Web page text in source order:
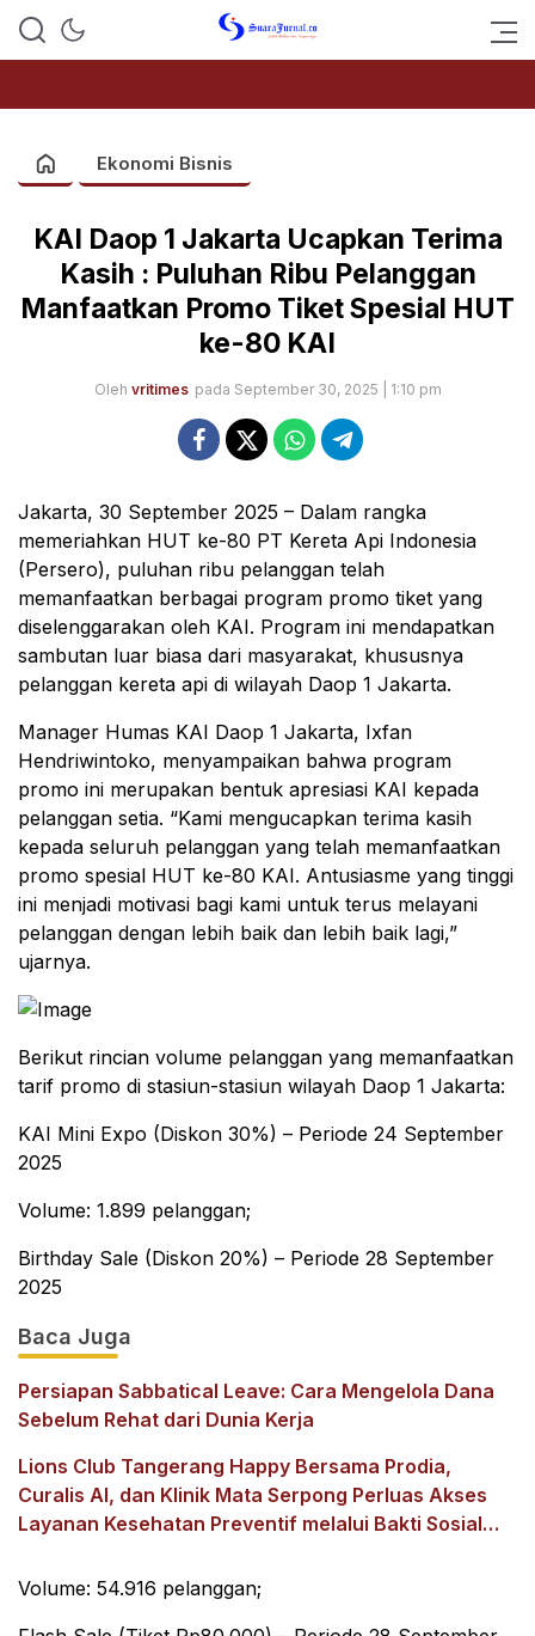
SUARAJURNAL.CO
Ekonomi Bisnis
KAI Daop 1 Jakarta Ucapkan Terima
Kasih : Puluhan Ribu Pelanggan
Manfaatkan Promo Tiket Spesial HUT
ke-80 KAI
Oleh vritimes pada September 30, 2025 | 1:10 pm
Jakarta, 30 September 2025 – Dalam rangka
memeriahkan HUT ke-80 PT Kereta Api Indonesia
(Persero), puluhan ribu pelanggan telah
memanfaatkan berbagai program promo tiket yang
diselenggarakan oleh KAI. Program ini mendapatkan
sambutan luar biasa dari masyarakat, khususnya
pelanggan kereta api di wilayah Daop 1 Jakarta.
Manager Humas KAI Daop 1 Jakarta, Ixfan
Hendriwintoko, menyampaikan bahwa program
promo ini merupakan bentuk apresiasi KAI kepada
pelanggan setia. “Kami mengucapkan terima kasih
kepada seluruh pelanggan yang telah memanfaatkan
promo spesial HUT ke-80 KAI. Antusiasme yang tinggi
ini menjadi motivasi bagi kami untuk terus melayani
pelanggan dengan lebih baik dan lebih baik lagi,”
ujarnya.
Berikut rincian volume pelanggan yang memanfaatkan
tarif promo di stasiun-stasiun wilayah Daop 1 Jakarta:
KAI Mini Expo (Diskon 30%) – Periode 24 September
2025
Volume: 1.899 pelanggan;
Birthday Sale (Diskon 20%) – Periode 28 September
2025
Baca Juga
Persiapan Sabbatical Leave: Cara Mengelola Dana
Sebelum Rehat dari Dunia Kerja
Lions Club Tangerang Happy Bersama Prodia,
Curalis AI, dan Klinik Mata Serpong Perluas Akses
Layanan Kesehatan Preventif melalui Bakti Sosial
Volume: 54.916 pelanggan;